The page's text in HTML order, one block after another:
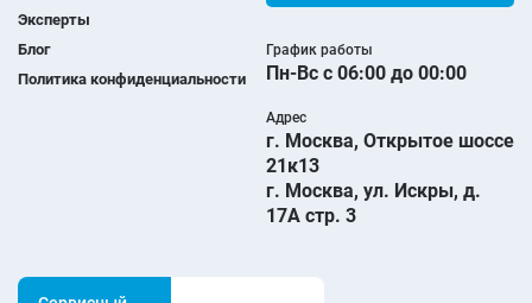
Эксперты
Блог
Политика конфиденциальности
График работы
Пн-Вс с 06:00 до 00:00
Адрес
г. Москва, Открытое шоссе
21к13
г. Москва, ул. Искры, д.
17А стр. 3